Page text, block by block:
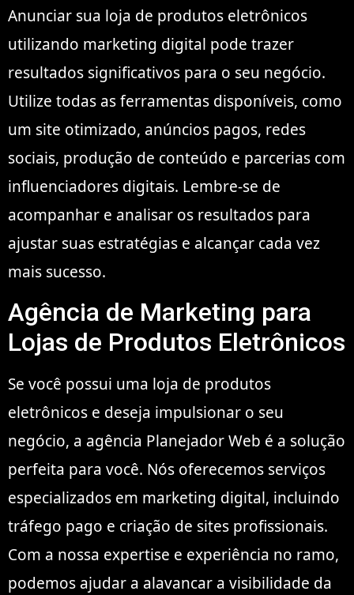
Anunciar sua loja de produtos eletrônicos
utilizando marketing digital pode trazer
resultados significativos para o seu negócio.
Utilize todas as ferramentas disponíveis, como
um site otimizado, anúncios pagos, redes
sociais, produção de conteúdo e parcerias com
influenciadores digitais. Lembre-se de
acompanhar e analisar os resultados para
ajustar suas estratégias e alcançar cada vez
mais sucesso.
Agência de Marketing para
Lojas de Produtos Eletrônicos
Se você possui uma loja de produtos
eletrônicos e deseja impulsionar o seu
negócio, a agência Planejador Web é a solução
perfeita para você. Nós oferecemos serviços
especializados em marketing digital, incluindo
tráfego pago e criação de sites profissionais.
Com a nossa expertise e experiência no ramo,
podemos ajudar a alavancar a visibilidade da